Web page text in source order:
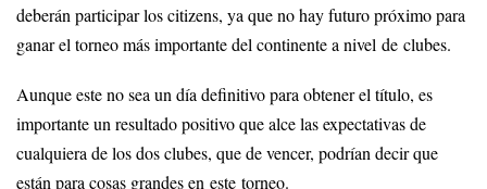
deberán participar los citizens, ya que no hay futuro próximo para
ganar el torneo más importante del continente a nivel de clubes.
Aunque este no sea un día definitivo para obtener el título, es
importante un resultado positivo que alce las expectativas de
cualquiera de los dos clubes, que de vencer, podrían decir que
están para cosas grandes en este torneo.